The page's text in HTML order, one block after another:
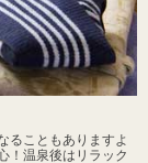
ることもありますよ
！温泉後はリラック